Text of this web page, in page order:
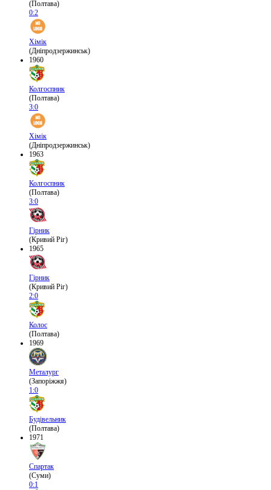
(Полтава)
0:2
Хімік
(Дніпродзержинськ)
1960
Колгоспник
(Полтава)
3:0
Хімік
(Дніпродзержинськ)
1963
Колгоспник
(Полтава)
3:0
Гірник
(Кривий Ріг)
1965
Гірник
(Кривий Ріг)
2:0
Колос
(Полтава)
1969
Металург
(Запоріжжя)
1:0
Будівельник
(Полтава)
1971
Спартак
(Суми)
0:1